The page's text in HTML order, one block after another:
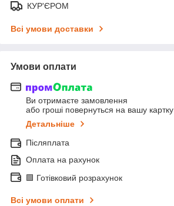
КУР'ЄРОМ
Всі умови доставки
Умови оплати
Ви отримаєте замовлення
або гроші повернуться на вашу картку
Детальніше
Післяплата
Оплата на рахунок
🟩 Готівковий розрахунок
Всі умови оплати